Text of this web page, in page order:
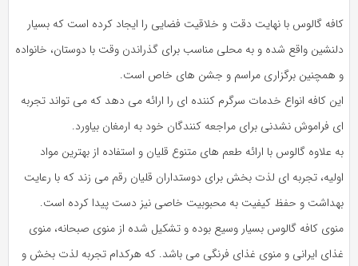
کافه گالوس با نهایت دقت و خلاقیت فضایی را ایجاد کرده است که بسیار
دلنشین واقع شده و به محلی مناسب برای گذراندن وقت با دوستان، خانواده
و همچنین برگزاری مراسم و جشن های خاص است.
این کافه انواع خدمات سرگرم کننده ای را ارائه می دهد که می تواند تجربه
ای فراموش نشدنی برای مراجعه کنندگان خود به ارمغان بیاورد.
به علاوه گالوس با ارائه طعم های متنوع قلیان و استفاده از بهترین مواد
اولیه، تجربه ای لذت بخش برای دوستداران قلیان رقم می زند که با رعایت
بهداشت و حفظ کیفیت به محبوبیت خاصی نیز دست پیدا کرده است.
منوی کافه گالوس بسیار وسیع بوده و تشکیل شده از منوی صبحانه، منوی
غذای ایرانی و منوی غذای فرنگی می باشد. که هرکدام تجربه لذت بخش و